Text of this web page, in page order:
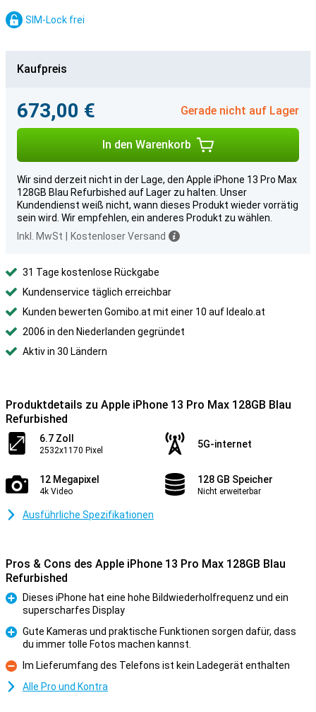
SIM-Lock frei
Kaufpreis
673,00 € Gerade nicht auf Lager
In den Warenkorb
Wir sind derzeit nicht in der Lage, den Apple iPhone 13 Pro Max
128GB Blau Refurbished auf Lager zu halten. Unser
Kundendienst weiß nicht, wann dieses Produkt wieder vorrätig
sein wird. Wir empfehlen, ein anderes Produkt zu wählen.
Inkl. MwSt
Kostenloser Versand
31 Tage kostenlose Rückgabe
Kundenservice täglich erreichbar
Kunden bewerten Gomibo.at mit einer 10 auf Idealo.at
2006 in den Niederlanden gegründet
Aktiv in 30 Ländern
Produktdetails zu Apple iPhone 13 Pro Max 128GB Blau
Refurbished
6.7 Zoll
2532x1170 Pixel
5G-internet
12 Megapixel
4k Video
128 GB Speicher
Nicht erweiterbar
Ausführliche Spezifikationen
Pros & Cons des Apple iPhone 13 Pro Max 128GB Blau
Refurbished
Dieses iPhone hat eine hohe Bildwiederholfrequenz und ein
superscharfes Display
Gute Kameras und praktische Funktionen sorgen dafür, dass
du immer tolle Fotos machen kannst.
Kontra
Im Lieferumfang des Telefons ist kein Ladegerät enthalten
Alle Pro und Kontra